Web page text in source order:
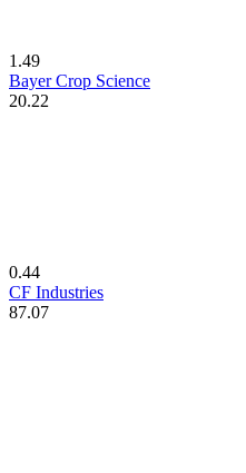
1.49
Bayer Crop Science
20.22
0.44
CF Industries
87.07